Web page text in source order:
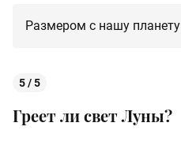
Размером с нашу планету
5 / 5
Греет ли свет Луны?